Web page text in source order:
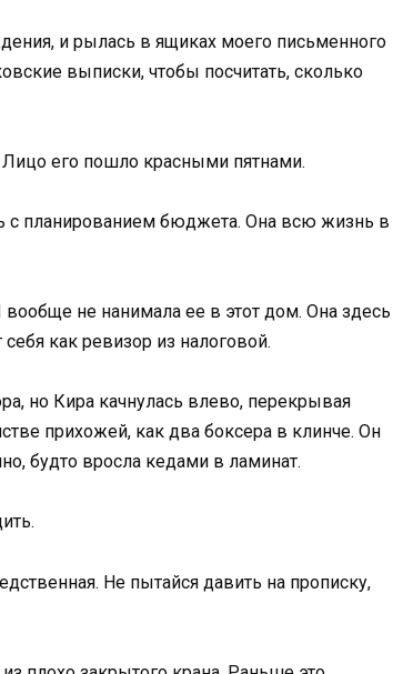
и рылась в ящиках моего письменного
выписки, чтобы посчитать, сколько
его пошло красными пятнами.
с планированием бюджета. Она всю жизнь в
не нанимала ее в этот дом. Она здесь
как ревизор из налоговой.
но Кира качнулась влево, перекрывая
прихожей, как два боксера в клинче. Он
будто вросла кедами в ламинат.
Не пытайся давить на прописку,